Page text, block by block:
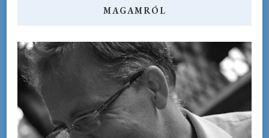
MAGAMRÓL